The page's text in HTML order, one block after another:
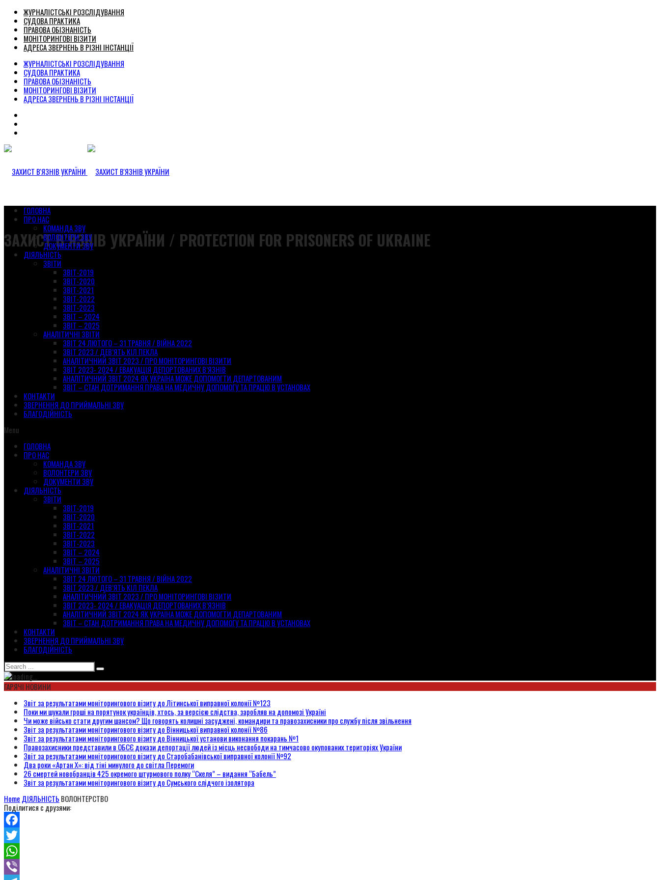
ЖУРНАЛІСТСЬКІ РОЗСЛІДУВАННЯ
СУДОВА ПРАКТИКА
ПРАВОВА ОБІЗНАНІСТЬ
МОНІТОРИНГОВІ ВІЗИТИ
АДРЕСА ЗВЕРНЕНЬ В РІЗНІ ІНСТАНЦІЇ
ЖУРНАЛІСТСЬКІ РОЗСЛІДУВАННЯ
СУДОВА ПРАКТИКА
ПРАВОВА ОБІЗНАНІСТЬ
МОНІТОРИНГОВІ ВІЗИТИ
АДРЕСА ЗВЕРНЕНЬ В РІЗНІ ІНСТАНЦІЇ
ЗАХИСТ В’ЯЗНІВ УКРАЇНИ / PROTECTION FOR PRISONERS OF UKRAINE
ГОЛОВНА
ПРО НАС
КОМАНДА ЗВУ
ВОЛОНТЕРИ ЗВУ
ДОКУМЕНТИ ЗВУ
ДІЯЛЬНІСТЬ
ЗВІТИ
ЗВІТ-2019
ЗВІТ-2020
ЗВІТ-2021
ЗВІТ-2022
ЗВІТ-2023
ЗВІТ – 2024
ЗВІТ – 2025
АНАЛІТИЧНІ ЗВІТИ
ЗВІТ 24 ЛЮТОГО – 31 ТРАВНЯ / ВІЙНА 2022
ЗВІТ 2023 / ДЕВ’ЯТЬ КІЛ ПЕКЛА
АНАЛІТИЧНИЙ ЗВІТ 2023 / ПРО МОНІТОРИНГОВІ ВІЗИТИ
ЗВІТ 2023- 2024 / ЕВАКУАЦІЯ ДЕПОРТОВАНИХ В’ЯЗНІВ
АНАЛІТИЧНИЙ ЗВІТ 2024 ЯК УКРАЇНА МОЖЕ ДОПОМОГТИ ДЕПАРТОВАНИМ
ЗВІТ – СТАН ДОТРИМАННЯ ПРАВА НА МЕДИЧНУ ДОПОМОГУ ТА ПРАЦЮ В УСТАНОВАХ
КОНТАКТИ
ЗВЕРНЕННЯ ДО ПРИЙМАЛЬНІ ЗВУ
БЛАГОДІЙНІСТЬ
Menu
ГОЛОВНА
ПРО НАС
КОМАНДА ЗВУ
ВОЛОНТЕРИ ЗВУ
ДОКУМЕНТИ ЗВУ
ДІЯЛЬНІСТЬ
ЗВІТИ
ЗВІТ-2019
ЗВІТ-2020
ЗВІТ-2021
ЗВІТ-2022
ЗВІТ-2023
ЗВІТ – 2024
ЗВІТ – 2025
АНАЛІТИЧНІ ЗВІТИ
ЗВІТ 24 ЛЮТОГО – 31 ТРАВНЯ / ВІЙНА 2022
ЗВІТ 2023 / ДЕВ’ЯТЬ КІЛ ПЕКЛА
АНАЛІТИЧНИЙ ЗВІТ 2023 / ПРО МОНІТОРИНГОВІ ВІЗИТИ
ЗВІТ 2023- 2024 / ЕВАКУАЦІЯ ДЕПОРТОВАНИХ В’ЯЗНІВ
АНАЛІТИЧНИЙ ЗВІТ 2024 ЯК УКРАЇНА МОЖЕ ДОПОМОГТИ ДЕПАРТОВАНИМ
ЗВІТ – СТАН ДОТРИМАННЯ ПРАВА НА МЕДИЧНУ ДОПОМОГУ ТА ПРАЦЮ В УСТАНОВАХ
КОНТАКТИ
ЗВЕРНЕННЯ ДО ПРИЙМАЛЬНІ ЗВУ
БЛАГОДІЙНІСТЬ
ГАРЯЧІ НОВИНИ
Звіт за результатами моніторингового візиту до Літинської виправної колонії №123
Поки ми шукали гроші на порятунок українців, хтось, за версією слідства, заробляв на допомозі Україні
Чи може військо стати другим шансом? Що говорять колишні засуджені, командири та правозахисники про службу після звільнення
Звіт за результатами моніторингового візиту до Вінницької виправної колонії №86
Звіт за результатами моніторингового візиту до Вінницької установи виконання покарань №1
Правозахисники представили в ОБСЄ докази депортації людей із місць несвободи на тимчасово окупованих територіях України
Звіт за результатами моніторингового візиту до Старобабанівської виправної колонії №92
Два роки «Артан Х»: від тіні минулого до світла Перемоги
26 смертей новобранців 425 окремого штурмового полку “Скеля” – видання “Бабель”
Звіт за результатами моніторингового візиту до Сумського слідчого ізолятора
Home ДІЯЛЬНІСТЬ ВОЛОНТЕРСТВО
Поділитися с друзями:
Facebook
Twitter
WhatsApp